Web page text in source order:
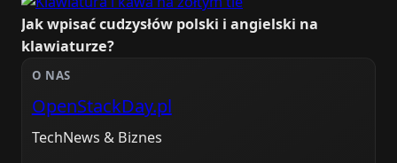
Jak wpisać cudzysłów polski i angielski na
klawiaturze?
O NAS
OpenStackDay.pl
TechNews & Biznes